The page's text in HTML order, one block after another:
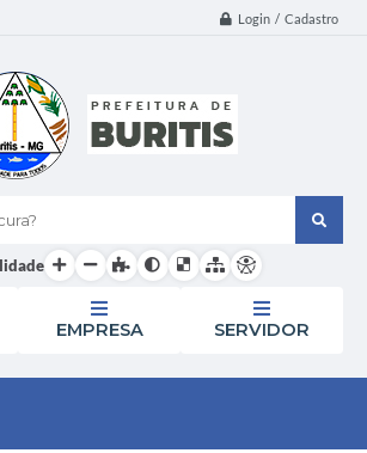
Login / Cadastro
EMPRESA SERVIDOR